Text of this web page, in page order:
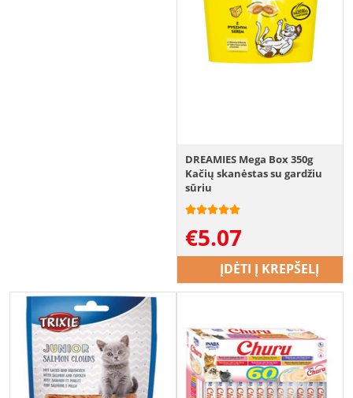
DREAMIES Mega Box 350g
Kačių skanėstas su gardžiu
sūriu
€5.07
ĮDĖTI Į KREPŠELĮ